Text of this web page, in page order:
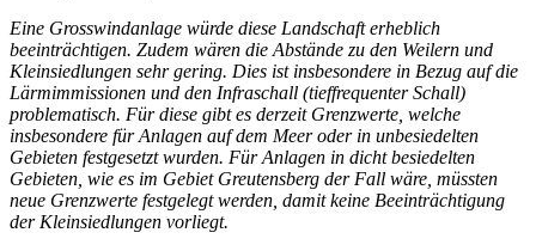
Eine Grosswindanlage würde diese Landschaft erheblich
beeinträchtigen. Zudem wären die Abstände zu den Weilern und
Kleinsiedlungen sehr gering. Dies ist insbesondere in Bezug auf die
Lärmimmissionen und den Infraschall (tieffrequenter Schall)
problematisch. Für diese gibt es derzeit Grenzwerte, welche
insbesondere für Anlagen auf dem Meer oder in unbesiedelten
Gebieten festgesetzt wurden. Für Anlagen in dicht besiedelten
Gebieten, wie es im Gebiet Greutensberg der Fall wäre, müssten
neue Grenzwerte festgelegt werden, damit keine Beeinträchtigung
der Kleinsiedlungen vorliegt.